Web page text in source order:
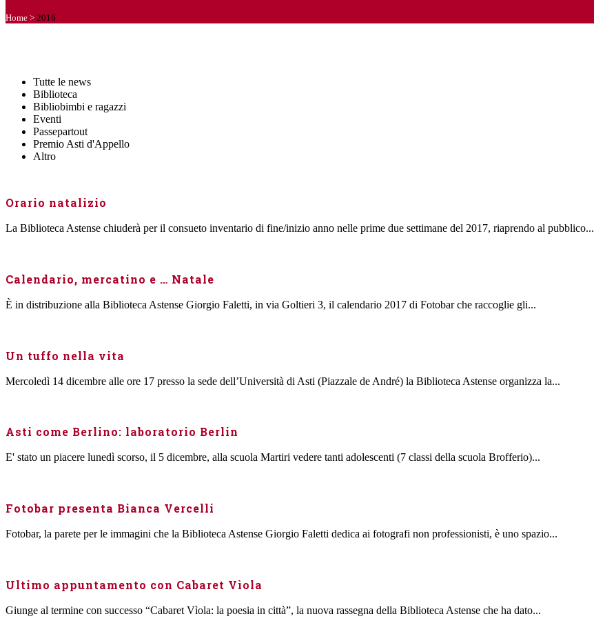
Home > 2016
Tutte le news
Biblioteca
Bibliobimbi e ragazzi
Eventi
Passepartout
Premio Asti d'Appello
Altro
Orario natalizio
La Biblioteca Astense chiuderà per il consueto inventario di fine/inizio anno nelle prime due settimane del 2017, riaprendo al pubblico...
Calendario, mercatino e … Natale
È in distribuzione alla Biblioteca Astense Giorgio Faletti, in via Goltieri 3, il calendario 2017 di Fotobar che raccoglie gli...
Un tuffo nella vita
Mercoledì 14 dicembre alle ore 17 presso la sede dell’Università di Asti (Piazzale de André) la Biblioteca Astense organizza la...
Asti come Berlino: laboratorio Berlin
E' stato un piacere lunedì scorso, il 5 dicembre, alla scuola Martiri vedere tanti adolescenti (7 classi della scuola Brofferio)...
Fotobar presenta Bianca Vercelli
Fotobar, la parete per le immagini che la Biblioteca Astense Giorgio Faletti dedica ai fotografi non professionisti, è uno spazio...
Ultimo appuntamento con Cabaret Vìola
Giunge al termine con successo “Cabaret Vìola: la poesia in città”, la nuova rassegna della Biblioteca Astense che ha dato...